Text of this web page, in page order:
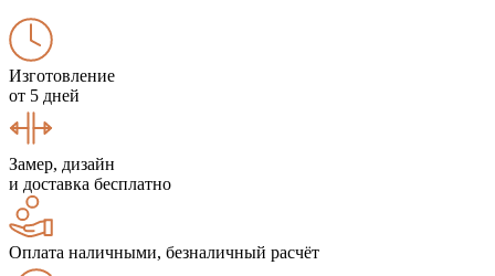
Изготовление
от 5 дней
Замер, дизайн
и доставка бесплатно
Оплата наличными, безналичный расчёт